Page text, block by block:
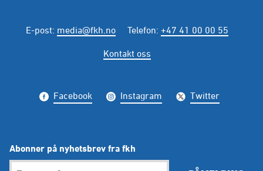
E-post: media@fkh.no Telefon: +47 41 00 00 55
Kontakt oss
Facebook Instagram Twitter
Abonner på nyhetsbrev fra fkh